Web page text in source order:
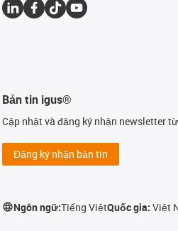
Bản tin igus®
Cập nhật và đăng ký nhận newsletter
Đăng ký nhận bản tin
Ngôn ngữ:Tiếng ViệtQuốc gia:Việt